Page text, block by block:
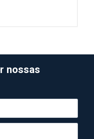
nossas